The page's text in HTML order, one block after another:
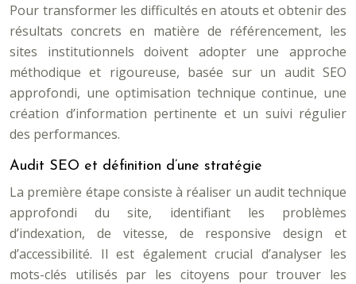
Pour transformer les difficultés en atouts et obtenir des
résultats concrets en matière de référencement, les
sites institutionnels doivent adopter une approche
méthodique et rigoureuse, basée sur un audit SEO
approfondi, une optimisation technique continue, une
création d’information pertinente et un suivi régulier
des performances.
Audit SEO et définition d’une stratégie
La première étape consiste à réaliser un audit technique
approfondi du site, identifiant les problèmes
d’indexation, de vitesse, de responsive design et
d’accessibilité. Il est également crucial d’analyser les
mots-clés utilisés par les citoyens pour trouver les